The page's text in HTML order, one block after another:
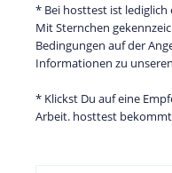
* Bei hosttest ist
Mit Sternchen
Bedingungen auf der
Informationen zu unseren
* Klickst Du auf eine
Arbeit. hosttest